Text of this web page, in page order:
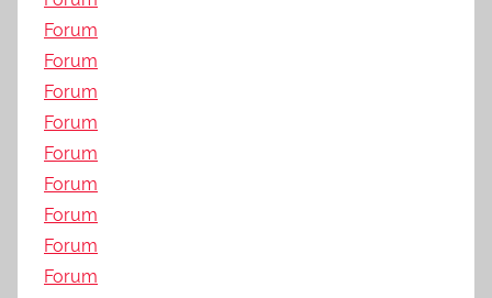
Forum
Forum
Forum
Forum
Forum
Forum
Forum
Forum
Forum